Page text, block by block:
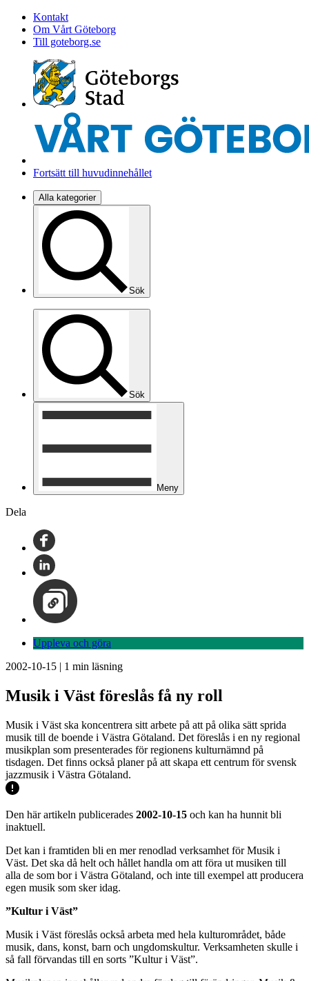
Kontakt
Om Vårt Göteborg
Till goteborg.se
Fortsätt till huvudinnehållet
Alla kategorier
Sök
Sök
Meny
Dela
Uppleva och göra
2002-10-15 | 1 min läsning
Musik i Väst föreslås få ny roll
Musik i Väst ska koncentrera sitt arbete på att på olika sätt sprida
musik till de boende i Västra Götaland. Det föreslås i en ny regional
musikplan som presenterades för regionens kulturnämnd på
tisdagen. Det finns också planer på att skapa ett centrum för svensk
jazzmusik i Västra Götaland.
Den här artikeln publicerades 2002-10-15 och kan ha hunnit bli
inaktuell.
Det kan i framtiden bli en mer renodlad verksamhet för Musik i
Väst. Det ska då helt och hållet handla om att föra ut musiken till
alla de som bor i Västra Götaland, och inte till exempel att producera
egen musik som sker idag.
”Kultur i Väst”
Musik i Väst föreslås också arbeta med hela kulturområdet, både
musik, dans, konst, barn och ungdomskultur. Verksamheten skulle i
så fall förvandas till en sorts ”Kultur i Väst”.